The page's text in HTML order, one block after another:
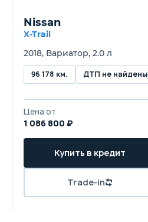
Nissan
X-Trail
2018, Вариатор, 2.0 л
96 178 км. ДТП не найдены
Цена от
1 086 800 ₽
Купить в кредит
Trade-in